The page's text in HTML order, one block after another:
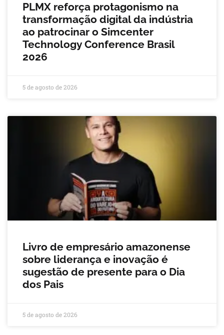
PLMX reforça protagonismo na
transformação digital da indústria
ao patrocinar o Simcenter
Technology Conference Brasil
2026
5 de agosto de 2026
Livro de empresário amazonense
sobre liderança e inovação é
sugestão de presente para o Dia
dos Pais
5 de agosto de 2026